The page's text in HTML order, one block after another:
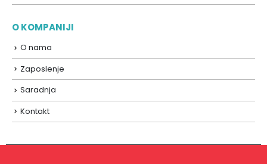
O KOMPANIJI
O nama
Zaposlenje
Saradnja
Kontakt